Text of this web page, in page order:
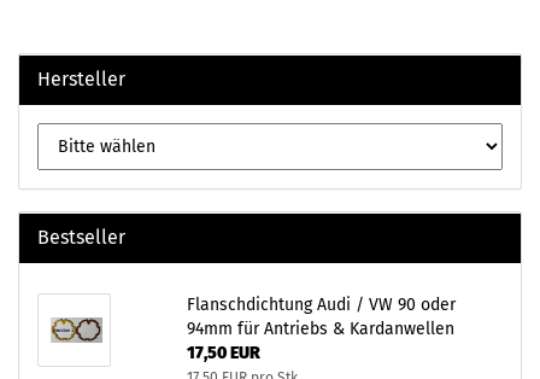
Hersteller
Bestseller
Flanschdichtung Audi / VW 90 oder
94mm für Antriebs & Kardanwellen
17,50 EUR